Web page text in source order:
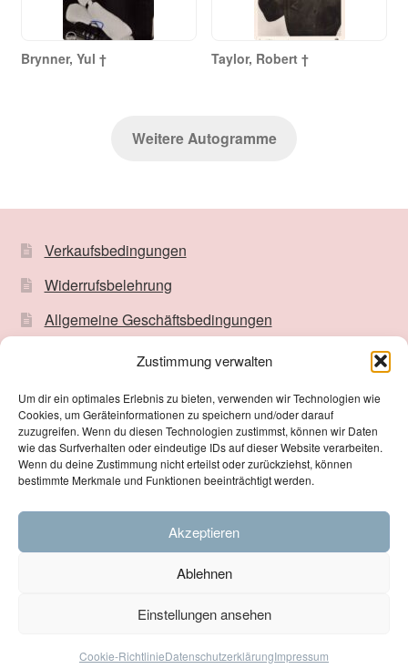
Zustimmung verwalten
Um dir ein optimales Erlebnis zu bieten, verwenden wir Technologien wie
Cookies, um Geräteinformationen zu speichern und/oder darauf
zuzugreifen. Wenn du diesen Technologien zustimmst, können wir Daten
wie das Surfverhalten oder eindeutige IDs auf dieser Website verarbeiten.
Wenn du deine Zustimmung nicht erteilst oder zurückziehst, können
bestimmte Merkmale und Funktionen beeinträchtigt werden.
Akzeptieren
Ablehnen
Einstellungen ansehen
Cookie-RichtlinieDatenschutzerklärungImpressum
Brynner, Yul † Taylor, Robert †
Weitere Autogramme
Verkaufsbedingungen
Widerrufsbelehrung
Allgemeine Geschäftsbedingungen
Cookie-Richtlinie (EU)
Zahlungsarten
Erstellt mit WooCommerce